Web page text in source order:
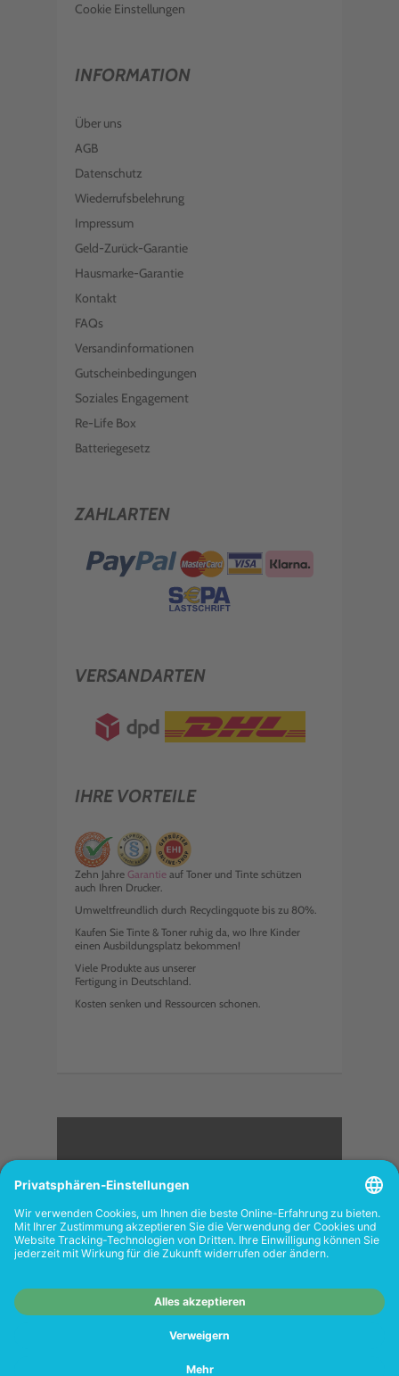
Cookie Einstellungen
INFORMATION
Über uns
AGB
Datenschutz
Wiederrufsbelehrung
Impressum
Geld-Zurück-Garantie
Hausmarke-Garantie
Kontakt
FAQs
Versandinformationen
Gutscheinbedingungen
Soziales Engagement
Re-Life Box
Batteriegesetz
ZAHLARTEN
VERSANDARTEN
IHRE VORTEILE
Zehn Jahre Garantie auf Toner und Tinte schützen
auch Ihren Drucker.
Umweltfreundlich durch Recyclingquote bis zu 80%.
Kaufen Sie Tinte & Toner ruhig da, wo Ihre Kinder
einen Ausbildungsplatz bekommen!
Viele Produkte aus unserer
Fertigung in Deutschland.
Kosten senken und Ressourcen schonen.
<
FOLGEN SIE UNS
Shops richtet sich nicht an Wiederverkäufer.